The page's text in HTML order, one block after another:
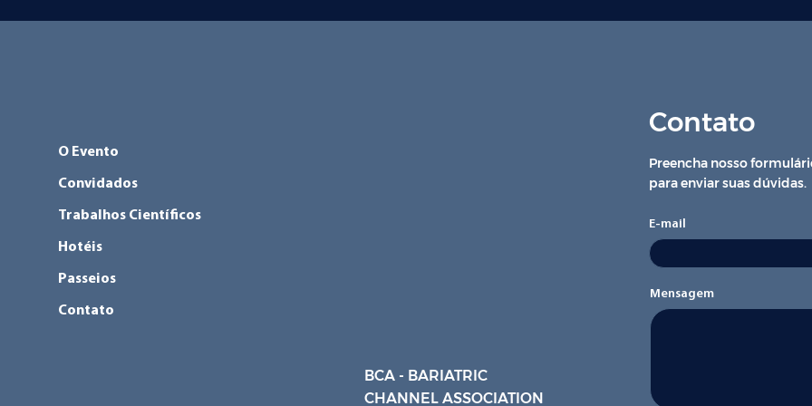
O Evento
Convidados
Trabalhos Científicos
Hotéis
Passeios
Contato
BCA - BARIATRIC
CHANNEL ASSOCIATION
Contato
Preencha nosso
para enviar suas dúvidas.
E-mail
Mensagem